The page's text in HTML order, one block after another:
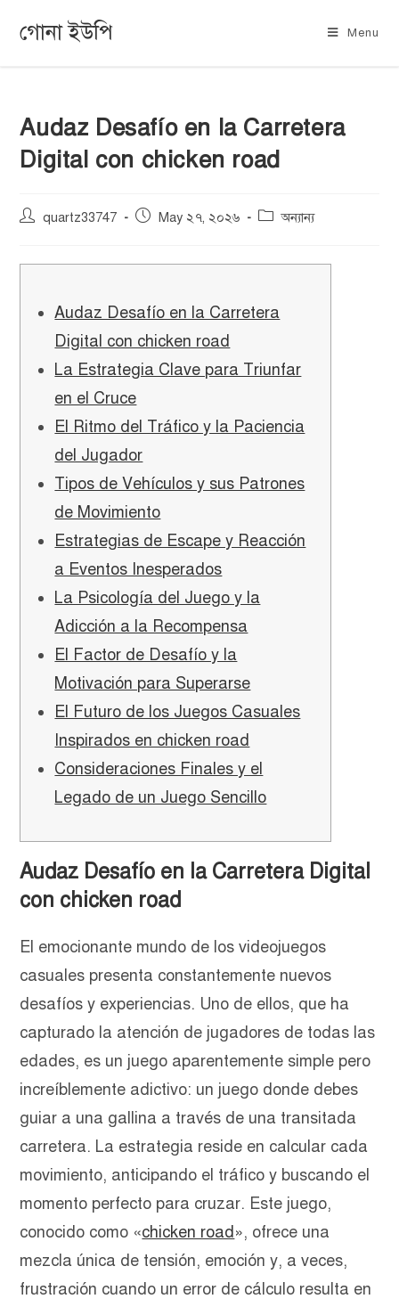
গোনা ইউপি Menu
Audaz Desafío en la Carretera
Digital con chicken road
quartz33747 May ২৭, ২০২৬ অন্যান্য
Audaz Desafío en la Carretera
Digital con chicken road
La Estrategia Clave para Triunfar
en el Cruce
El Ritmo del Tráfico y la Paciencia
del Jugador
Tipos de Vehículos y sus Patrones
de Movimiento
Estrategias de Escape y Reacción
a Eventos Inesperados
La Psicología del Juego y la
Adicción a la Recompensa
El Factor de Desafío y la
Motivación para Superarse
El Futuro de los Juegos Casuales
Inspirados en chicken road
Consideraciones Finales y el
Legado de un Juego Sencillo
Audaz Desafío en la Carretera Digital
con chicken road
El emocionante mundo de los videojuegos
casuales presenta constantemente nuevos
desafíos y experiencias. Uno de ellos, que ha
capturado la atención de jugadores de todas las
edades, es un juego aparentemente simple pero
increíblemente adictivo: un juego donde debes
guiar a una gallina a través de una transitada
carretera. La estrategia reside en calcular cada
movimiento, anticipando el tráfico y buscando el
momento perfecto para cruzar. Este juego,
conocido como «chicken road», ofrece una
mezcla única de tensión, emoción y, a veces,
frustración cuando un error de cálculo resulta en